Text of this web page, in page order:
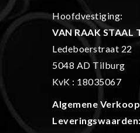
Hoofdvestiging:
VAN RAAK STAAL
Ledeboerstraat 22
5048 AD Tilburg
KvK : 18035067
Algemene
Leveringswaarden: